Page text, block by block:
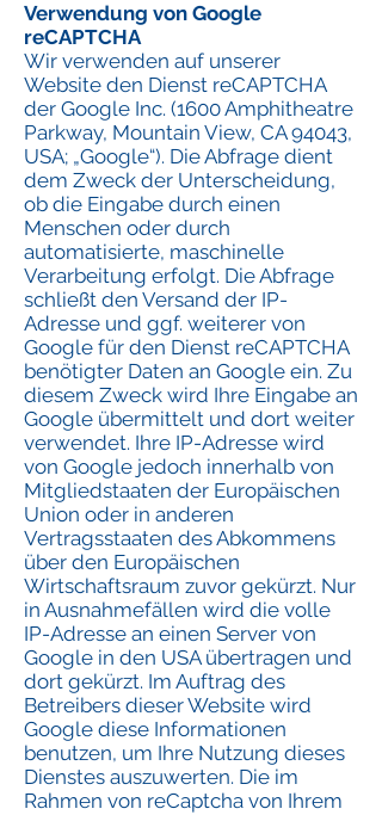
Verwendung von Google
reCAPTCHA
Wir verwenden auf unserer
Website den Dienst reCAPTCHA
der Google Inc. (1600 Amphitheatre
Parkway, Mountain View, CA 94043,
USA; „Google“). Die Abfrage dient
dem Zweck der Unterscheidung,
ob die Eingabe durch einen
Menschen oder durch
automatisierte, maschinelle
Verarbeitung erfolgt. Die Abfrage
schließt den Versand der IP-
Adresse und ggf. weiterer von
Google für den Dienst reCAPTCHA
benötigter Daten an Google ein. Zu
diesem Zweck wird Ihre Eingabe an
Google übermittelt und dort weiter
verwendet. Ihre IP-Adresse wird
von Google jedoch innerhalb von
Mitgliedstaaten der Europäischen
Union oder in anderen
Vertragsstaaten des Abkommens
über den Europäischen
Wirtschaftsraum zuvor gekürzt. Nur
in Ausnahmefällen wird die volle
IP-Adresse an einen Server von
Google in den USA übertragen und
dort gekürzt. Im Auftrag des
Betreibers dieser Website wird
Google diese Informationen
benutzen, um Ihre Nutzung dieses
Dienstes auszuwerten. Die im
Rahmen von reCaptcha von Ihrem